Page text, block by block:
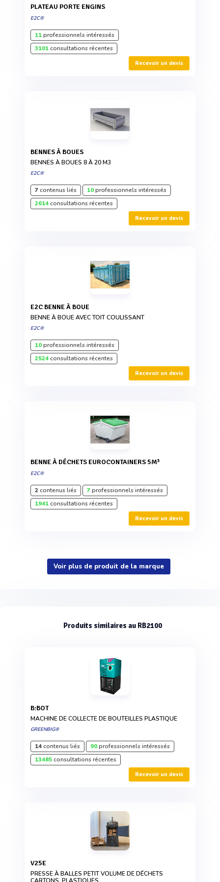
PLATEAU PORTE ENGINS
E2C®
11professionnels intéressés
3101consultations récentes
Recevoir un devis
BENNES À BOUES
BENNES À BOUES 8 À 20 M3
E2C®
7contenus liés 10professionnels intéressés
2614consultations récentes
Recevoir un devis
E2C BENNE À BOUE
BENNE À BOUE AVEC TOIT COULISSANT
E2C®
10professionnels intéressés
2524consultations récentes
Recevoir un devis
BENNE À DÉCHETS EUROCONTAINERS 5M³
E2C®
2contenus liés 7professionnels intéressés
1941consultations récentes
Recevoir un devis
Voir plus de produit de la marque
Produits similaires au RB2100
B:BOT
MACHINE DE COLLECTE DE BOUTEILLES PLASTIQUE
GREENBIG®
14contenus liés 90professionnels intéressés
13485consultations récentes
Recevoir un devis
V25E
PRESSE À BALLES PETIT VOLUME DE DÉCHETS